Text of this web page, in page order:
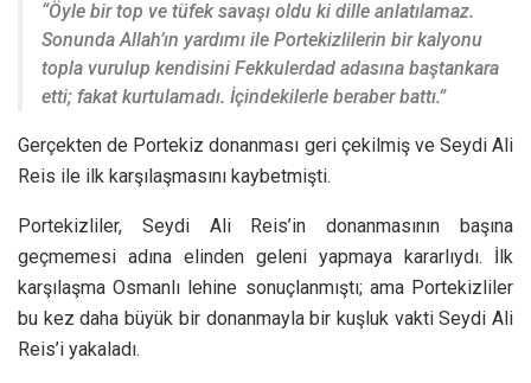
“Öyle bir top ve tüfek savaşı oldu ki dille anlatılamaz.
Sonunda Allah’ın yardımı ile Portekizlilerin bir kalyonu
topla vurulup kendisini Fekkulerdad adasına baştankara
etti; fakat kurtulamadı. İçindekilerle beraber battı.”
Gerçekten de Portekiz donanması geri çekilmiş ve Seydi Ali
Reis ile ilk karşılaşmasını kaybetmişti.
Portekizliler, Seydi Ali Reis’in donanmasının başına
geçmemesi adına elinden geleni yapmaya kararlıydı. İlk
karşılaşma Osmanlı lehine sonuçlanmıştı; ama Portekizliler
bu kez daha büyük bir donanmayla bir kuşluk vakti Seydi Ali
Reis’i yakaladı.